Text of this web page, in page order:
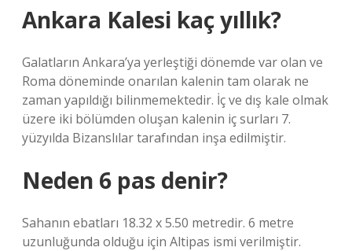
Ankara Kalesi kaç yıllık?
Galatların Ankara’ya yerleştiği dönemde var olan ve
Roma döneminde onarılan kalenin tam olarak ne
zaman yapıldığı bilinmemektedir. İç ve dış kale olmak
üzere iki bölümden oluşan kalenin iç surları 7.
yüzyılda Bizanslılar tarafından inşa edilmiştir.
Neden 6 pas denir?
Sahanın ebatları 18.32 x 5.50 metredir. 6 metre
uzunluğunda olduğu için Altipas ismi verilmiştir.